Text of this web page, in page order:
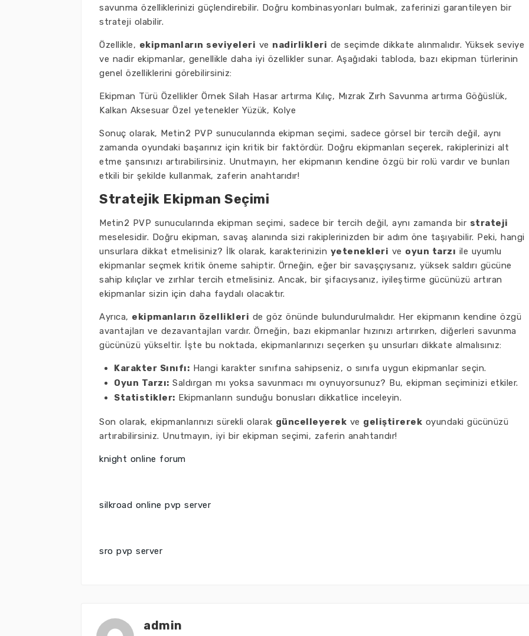
savunma özelliklerinizi güçlendirebilir. Doğru kombinasyonları bulmak, zaferinizi garantileyen bir
strateji olabilir.
Özellikle, ekipmanların seviyeleri ve nadirlikleri de seçimde dikkate alınmalıdır. Yüksek seviye
ve nadir ekipmanlar, genellikle daha iyi özellikler sunar. Aşağıdaki tabloda, bazı ekipman türlerinin
genel özelliklerini görebilirsiniz:
Ekipman Türü Özellikler Örnek Silah Hasar artırma Kılıç, Mızrak Zırh Savunma artırma Göğüslük,
Kalkan Aksesuar Özel yetenekler Yüzük, Kolye
Sonuç olarak, Metin2 PVP sunucularında ekipman seçimi, sadece görsel bir tercih değil, aynı
zamanda oyundaki başarınız için kritik bir faktördür. Doğru ekipmanları seçerek, rakiplerinizi alt
etme şansınızı artırabilirsiniz. Unutmayın, her ekipmanın kendine özgü bir rolü vardır ve bunları
etkili bir şekilde kullanmak, zaferin anahtarıdır!
Stratejik Ekipman Seçimi
Metin2 PVP sunucularında ekipman seçimi, sadece bir tercih değil, aynı zamanda bir strateji
meselesidir. Doğru ekipman, savaş alanında sizi rakiplerinizden bir adım öne taşıyabilir. Peki, hangi
unsurlara dikkat etmelisiniz? İlk olarak, karakterinizin yetenekleri ve oyun tarzı ile uyumlu
ekipmanlar seçmek kritik öneme sahiptir. Örneğin, eğer bir savaşçıysanız, yüksek saldırı gücüne
sahip kılıçlar ve zırhlar tercih etmelisiniz. Ancak, bir şifacıysanız, iyileştirme gücünüzü artıran
ekipmanlar sizin için daha faydalı olacaktır.
Ayrıca, ekipmanların özellikleri de göz önünde bulundurulmalıdır. Her ekipmanın kendine özgü
avantajları ve dezavantajları vardır. Örneğin, bazı ekipmanlar hızınızı artırırken, diğerleri savunma
gücünüzü yükseltir. İşte bu noktada, ekipmanlarınızı seçerken şu unsurları dikkate almalısınız:
Karakter Sınıfı: Hangi karakter sınıfına sahipseniz, o sınıfa uygun ekipmanlar seçin.
Oyun Tarzı: Saldırgan mı yoksa savunmacı mı oynuyorsunuz? Bu, ekipman seçiminizi etkiler.
Statistikler: Ekipmanların sunduğu bonusları dikkatlice inceleyin.
Son olarak, ekipmanlarınızı sürekli olarak güncelleyerek ve geliştirerek oyundaki gücünüzü
artırabilirsiniz. Unutmayın, iyi bir ekipman seçimi, zaferin anahtarıdır!
knight online forum
silkroad online pvp server
sro pvp server
admin